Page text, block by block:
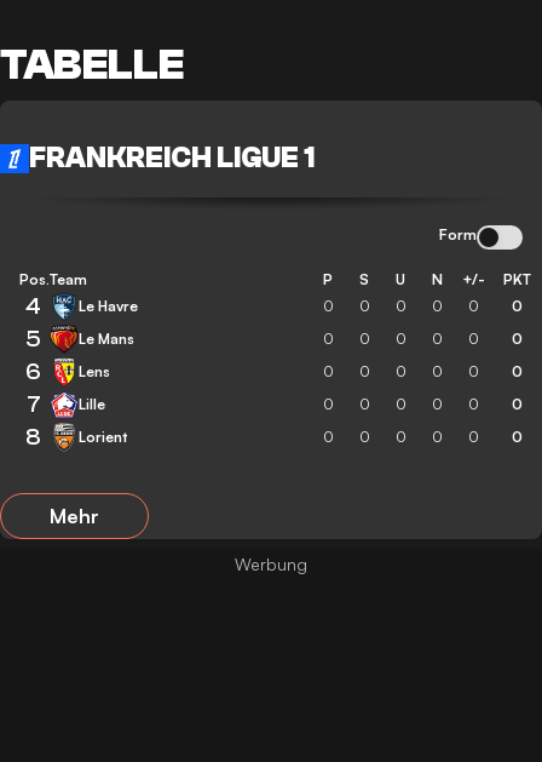
TABELLE
FRANKREICH LIGUE 1
Form
Pos.Team P S U N +/- PKT
4 Le Havre 0 0 0 0 0 0
5 Le Mans 0 0 0 0 0 0
6 Lens 0 0 0 0 0 0
7 Lille 0 0 0 0 0 0
8 Lorient 0 0 0 0 0 0
Mehr